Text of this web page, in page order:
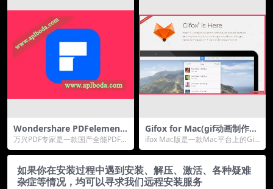
Wondershare PDFelement
Professional for Win(万兴P
DF专家) v12.0.2.3719最新繁
体中文版
万兴PDF专家是一款国产全能PDF编
辑神器，专注于PDF的创建、编
辑、转换、标注...
Gifox for Mac(gif动画制作软
件) V2.6.5 苹果电脑版
ifox Mac版是一款Mac平台上的Gif
动画制作软件，可以将你的屏幕记
录为G...
如果你在安装过程中遇到安装、解压、激活、各种疑难
杂症等情况，均可以寻求我们远程安装服务